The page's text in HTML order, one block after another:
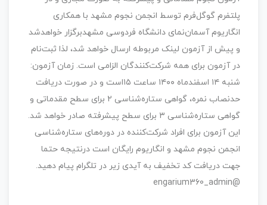
پلتفرم گوگل‌فرم توسط انجمن نجوم مشهد با همکاری
انگاریوم آسمان‌نمای دانشگاه فردوسی مشهدبرگزار خواهدشد
و پیش از آزمون لینک مربوطه ارسال خواهد شد، لذا ثبت‌نام
در آزمون برای همه شرکت‌کنندگان الزامی است. زمان آزمون:
شنبه ۱۴ اسفندماه ۱۴۰۰ ساعت ۱۵است و در صورت دریافت
حدنصاب نمره، گواهی ستاره‌شناسی ۲ برای سطح مقدماتی و
گواهی ستاره‌شناسی ۳ برای سطح پیشرفته صادر خواهد شد.
این آزمون برای افراد شرکت‌کننده در دوره‌های ستاره‌شناسی
انجمن نجوم مشهد و انگاریوم رایگان است درنتیجه حتما
جهت دریافت کد تخفیف به آیدی زیر در تلگرام پیام دهید.
@engarium360_admin